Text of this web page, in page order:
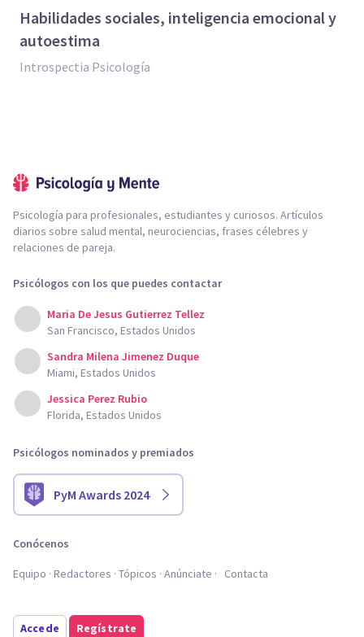
Habilidades sociales, inteligencia emocional y
autoestima
Introspectia Psicología
Psicología para profesionales, estudiantes y curiosos. Artículos
diarios sobre salud mental, neurociencias, frases célebres y
relaciones de pareja.
Psicólogos con los que puedes contactar
Maria De Jesus Gutierrez Tellez
San Francisco, Estados Unidos
Sandra Milena Jimenez Duque
Miami, Estados Unidos
Jessica Perez Rubio
Florida, Estados Unidos
Psicólogos nominados y premiados
PyM Awards 2024
Conócenos
Equipo Redactores Tópicos Anúnciate Contacta
Accede Regístrate